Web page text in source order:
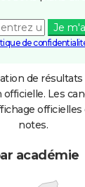
Je
de
de
Les
officielles
notes.
académie